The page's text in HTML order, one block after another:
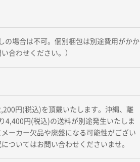
の場合は不可。個別梱包は別途費用がかか
合わせください。）
円(税込)を頂戴いたします。沖縄、離
4,400円(税込)の送料が別途発生いたしま
ーカー欠品や廃盤になる可能性がござい
ついてはお問い合わせくださいませ。